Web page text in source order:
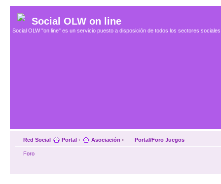
Social OLW on line
Social OLW "on line" es un servicio puesto a disposición de todos los sectores
Red Social Portal ‹ Asociación • Portal/Foro Juegos
Foro